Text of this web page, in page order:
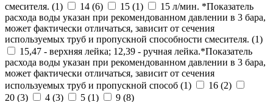
смесителя. (1) 14 (6) 15 (1)
15 л/мин. *Показатель
расхода воды указан при рекомендованном давлении в 3 бара,
может фактически отличаться, зависит от сечения
используемых труб и пропускной способности смесителя. (1)
15,47 - верхняя лейка; 12,39 - ручная лейка.*Показатель
расхода воды указан при рекомендованном давлении в 3 бара,
может фактически отличаться, зависит от сечения
используемых труб и пропускной способ (1) 16 (2)
20 (3) 4 (3) 5 (1) 9 (8)